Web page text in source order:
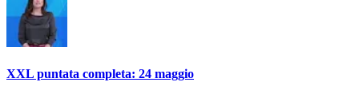
XXL puntata completa: 24 maggio